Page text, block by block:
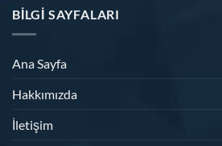
BILGI SAYFALARI
Ana Sayfa
Hakkımızda
İletişim